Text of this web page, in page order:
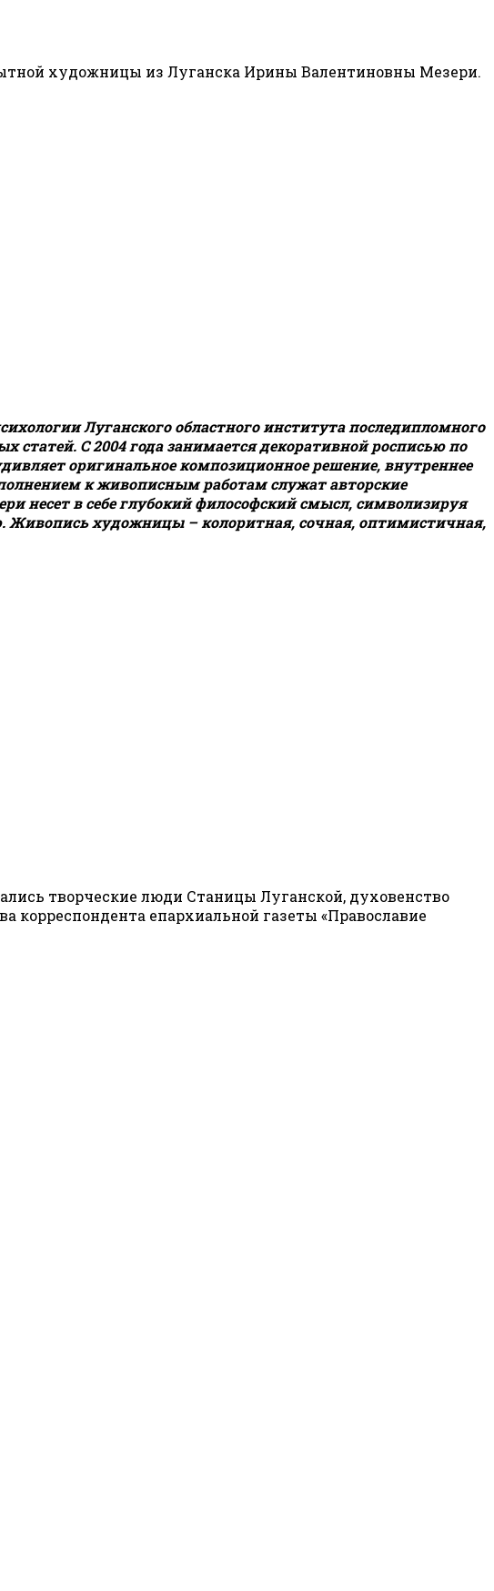
художницы из Луганска Ирины Валентиновны Мезери.
Луганского областного института последипломного
С 2004 года занимается декоративной росписью по
оригинальное композиционное решение, внутреннее
к живописным работам служат авторские
несет в себе глубокий философский смысл, символизируя
Живопись художницы – колоритная, сочная, оптимистичная,
творческие люди Станицы Луганской, духовенство
корреспондента епархиальной газеты «Православие